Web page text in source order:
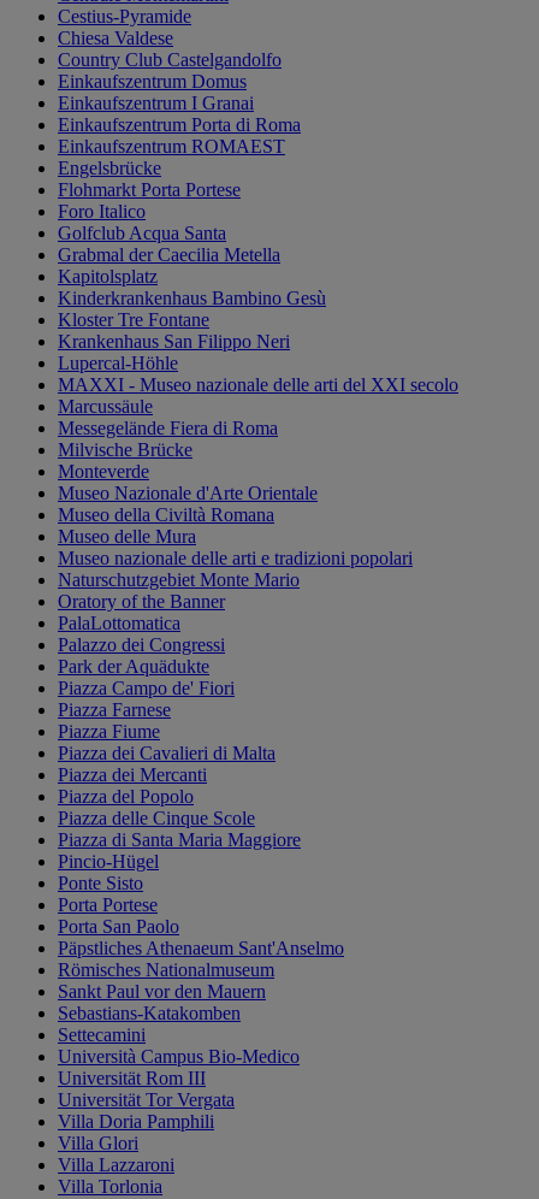
Cestius-Pyramide
Chiesa Valdese
Country Club Castelgandolfo
Einkaufszentrum Domus
Einkaufszentrum I Granai
Einkaufszentrum Porta di Roma
Einkaufszentrum ROMAEST
Engelsbrücke
Flohmarkt Porta Portese
Foro Italico
Golfclub Acqua Santa
Grabmal der Caecilia Metella
Kapitolsplatz
Kinderkrankenhaus Bambino Gesù
Kloster Tre Fontane
Krankenhaus San Filippo Neri
Lupercal-Höhle
MAXXI - Museo nazionale delle arti del XXI secolo
Marcussäule
Messegelände Fiera di Roma
Milvische Brücke
Monteverde
Museo Nazionale d'Arte Orientale
Museo della Civiltà Romana
Museo delle Mura
Museo nazionale delle arti e tradizioni popolari
Naturschutzgebiet Monte Mario
Oratory of the Banner
PalaLottomatica
Palazzo dei Congressi
Park der Aquädukte
Piazza Campo de' Fiori
Piazza Farnese
Piazza Fiume
Piazza dei Cavalieri di Malta
Piazza dei Mercanti
Piazza del Popolo
Piazza delle Cinque Scole
Piazza di Santa Maria Maggiore
Pincio-Hügel
Ponte Sisto
Porta Portese
Porta San Paolo
Päpstliches Athenaeum Sant'Anselmo
Römisches Nationalmuseum
Sankt Paul vor den Mauern
Sebastians-Katakomben
Settecamini
Università Campus Bio-Medico
Universität Rom III
Universität Tor Vergata
Villa Doria Pamphili
Villa Glori
Villa Lazzaroni
Villa Torlonia